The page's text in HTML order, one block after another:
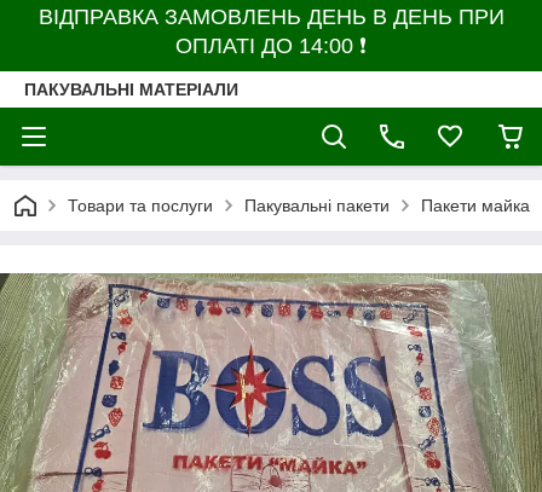
ВІДПРАВКА ЗАМОВЛЕНЬ ДЕНЬ В ДЕНЬ ПРИ
ОПЛАТІ ДО 14:00 ❗
ПАКУВАЛЬНІ МАТЕРІАЛИ
Товари та послуги Пакувальні пакети Пакети майка